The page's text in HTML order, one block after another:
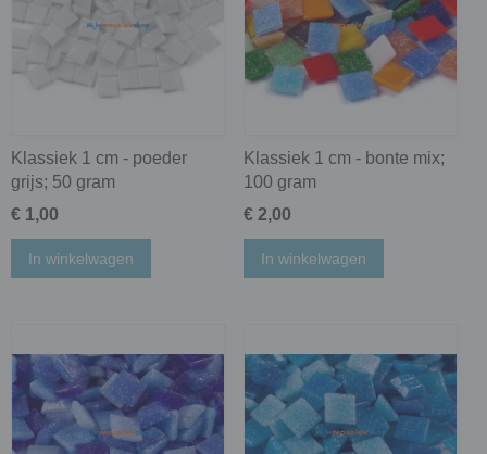
Klassiek 1 cm - poeder
grijs; 50 gram
€ 1,00
In winkelwagen
Klassiek 1 cm - bonte mix;
100 gram
€ 2,00
In winkelwagen